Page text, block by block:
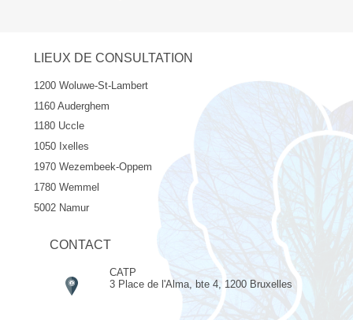
LIEUX DE CONSULTATION
1200 Woluwe-St-Lambert
1160 Auderghem
1180 Uccle
1050 Ixelles
1970 Wezembeek-Oppem
1780 Wemmel
5002 Namur
CONTACT
CATP
3 Place de l'Alma, bte 4, 1200 Bruxelles